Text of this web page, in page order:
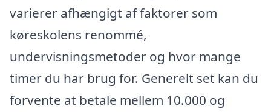
varierer afhængigt af faktorer som
køreskolens renommé,
undervisningsmetoder og hvor mange
timer du har brug for. Generelt set kan du
forvente at betale mellem 10.000 og